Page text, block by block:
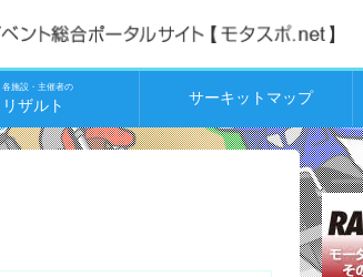
各施設・主催者の
リザルト サーキットマップ